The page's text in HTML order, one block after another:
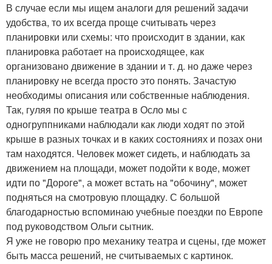
В случае если мы ищем аналоги для решений задачи
удобства, то их всегда проще считывать через
планировки или схемы: что происходит в здании, как
планировка работает на происходящее, как
организовано движение в здании и т. д. но даже через
планировку не всегда просто это понять. Зачастую
необходимы описания или собственные наблюдения.
Так, гуляя по крыше театра в Осло мы с
одногруппниками наблюдали как люди ходят по этой
крыше в разных точках и в каких состояниях и позах они
там находятся. Человек может сидеть, и наблюдать за
движением на площади, может подойти к воде, может
идти по "Дороге", а может встать на "обочину", может
подняться на смотровую площадку. С большой
благодарностью вспоминаю учебные поездки по Европе
под руководством Ольги сытник.
Я уже не говорю про механику театра и сцены, где может
быть масса решений, не считываемых с картинок.